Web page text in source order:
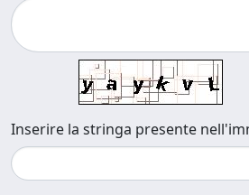
Inserire la stringa presente